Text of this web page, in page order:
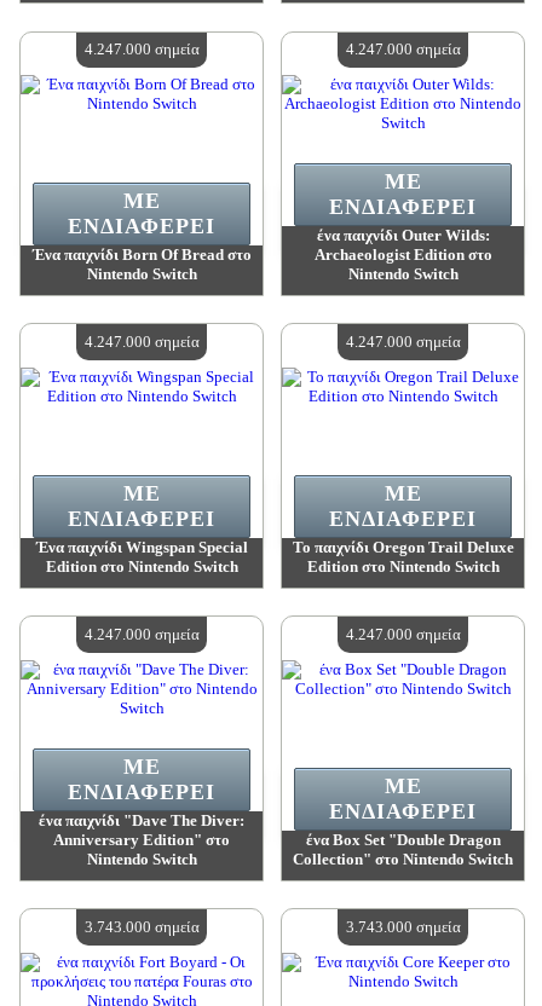
Διαθέσιμη ποσότητα:4
Διαθέσιμη ποσότητα:4
Ένα παιχνίδι Born Of Bread στο
Nintendo Switch
Διαθέσιμη ποσότητα:4
ΜΕ
ΕΝΔΙΑΦΈΡΕΙ
4.247.000 σημεία
ένα παιχνίδι Outer Wilds:
Archaeologist Edition στο
Nintendo Switch
Διαθέσιμη ποσότητα:4
ΜΕ
ΕΝΔΙΑΦΈΡΕΙ
4.247.000 σημεία
Ένα παιχνίδι Wingspan Special
Edition στο Nintendo Switch
Διαθέσιμη ποσότητα:4
ΜΕ
ΕΝΔΙΑΦΈΡΕΙ
4.247.000 σημεία
Το παιχνίδι Oregon Trail Deluxe
Edition στο Nintendo Switch
Διαθέσιμη ποσότητα:4
ΜΕ
ΕΝΔΙΑΦΈΡΕΙ
4.247.000 σημεία
ένα παιχνίδι "Dave The Diver:
Anniversary Edition" στο
Nintendo Switch
Διαθέσιμη ποσότητα:4
ΜΕ
ΕΝΔΙΑΦΈΡΕΙ
4.247.000 σημεία
ένα Box Set "Double Dragon
Collection" στο Nintendo Switch
Διαθέσιμη ποσότητα:4
ΜΕ
ΕΝΔΙΑΦΈΡΕΙ
4.247.000 σημεία
3.743.000 σημεία 3.743.000 σημεία